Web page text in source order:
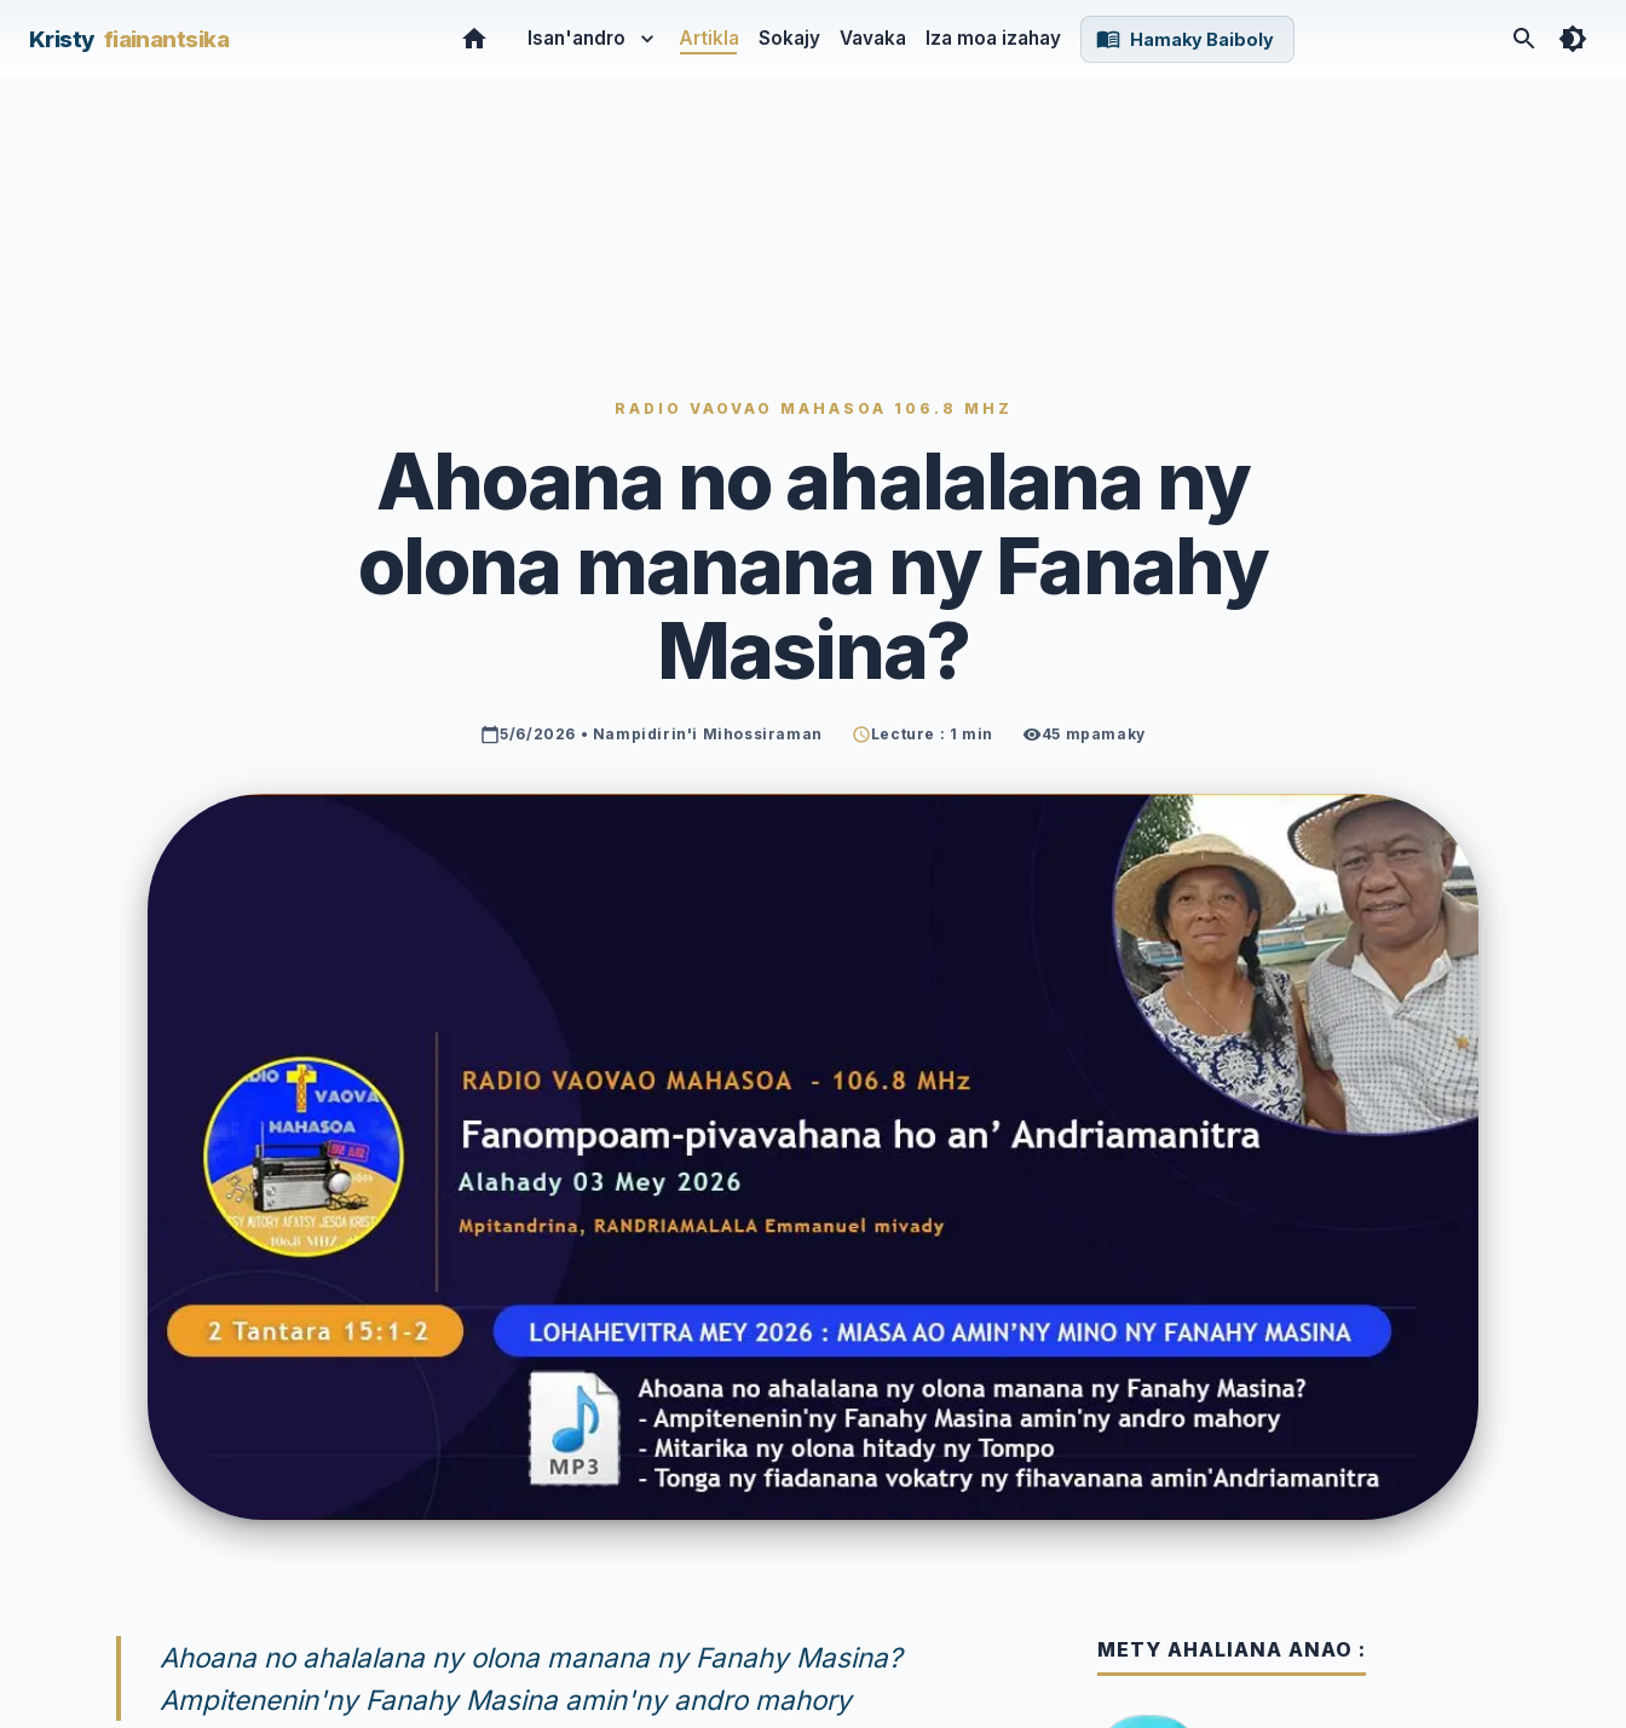
Kristy fiainantsika Isan'andro Artikla Sokajy Vavaka Iza moa izahay Hamaky Baiboly
RADIO VAOVAO MAHASOA 106.8 MHZ
Ahoana no ahalalana ny
olona manana ny Fanahy
Masina?
5/6/2026 • Nampidirin'i Mihossiraman Lecture : 1 min 45 mpamaky
Ahoana no ahalalana ny olona manana ny Fanahy Masina?
Ampitenenin'ny Fanahy Masina amin'ny andro mahory
METY AHALIANA ANAO :